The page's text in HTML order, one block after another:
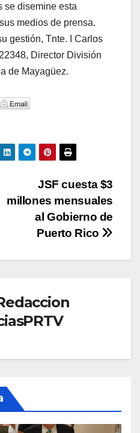
se disemine esta
medios de prensa.
gestión, Tnte. I Carlos
Director División
de Mayagüez.
JSF cuesta $3
millones mensuales
al Gobierno de
Puerto Rico